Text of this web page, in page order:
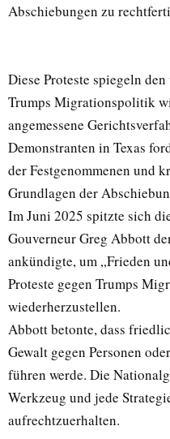
Abschiebungen zu
Diese Proteste spiegeln
Trumps Migrationspolitik
angemessene
Demonstranten in Texas
der Festgenommenen und
Grundlagen der
Im Juni 2025 spitzte sich
Gouverneur Greg Abbott
ankündigte, um „Frieden
Proteste gegen Trumps
wiederherzustellen.
Abbott betonte, dass
Gewalt gegen Personen
führen werde. Die
Werkzeug und jede
aufrechtzuerhalten.